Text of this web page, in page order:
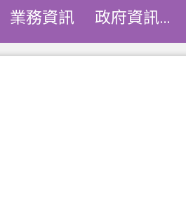
業務資訊 政府資訊公開